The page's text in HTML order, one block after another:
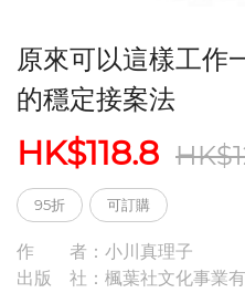
原來可以這樣工作
的穩定接案法
HK$118.8
95折 可訂購
作 者： 小川真理子
出版 社： 楓葉社文化事業